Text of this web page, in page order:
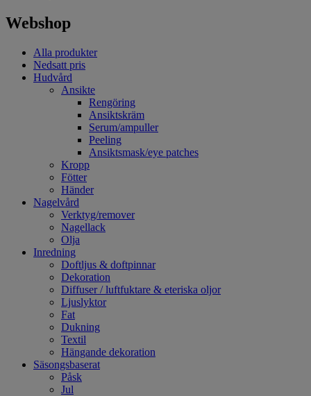
Webshop
Alla produkter
Nedsatt pris
Hudvård
Ansikte
Rengöring
Ansiktskräm
Serum/ampuller
Peeling
Ansiktsmask/eye patches
Kropp
Fötter
Händer
Nagelvård
Verktyg/remover
Nagellack
Olja
Inredning
Doftljus & doftpinnar
Dekoration
Diffuser / luftfuktare & eteriska oljor
Ljuslyktor
Fat
Dukning
Textil
Hängande dekoration
Säsongsbaserat
Påsk
Jul